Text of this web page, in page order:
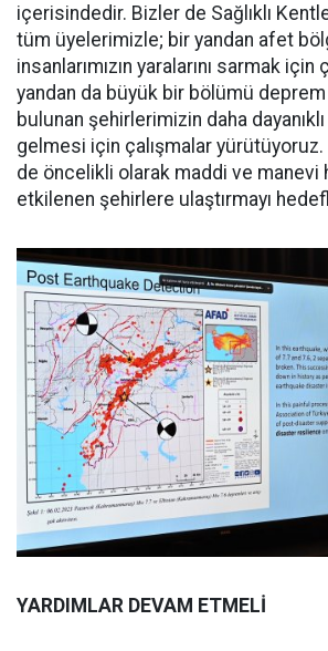
içerisindedir. Bizler de Sağlıklı
tüm üyelerimizle; bir yandan afet
insanlarımızın yaralarını sarmak için
yandan da büyük bir bölümü deprem
bulunan şehirlerimizin daha
gelmesi için çalışmalar
de öncelikli olarak maddi ve manevi
etkilenen şehirlere ulaştırmayı
YARDIMLAR DEVAM ETMELİ